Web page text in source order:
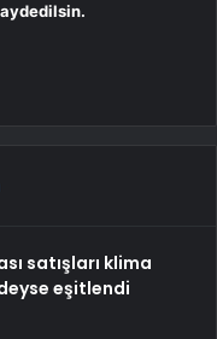
satışları klima
eşitlendi